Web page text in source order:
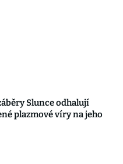
Slunce odhalují
plazmové víry na jeho